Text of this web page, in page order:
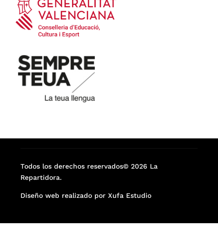
Todos los derechos reservados© 2026 La
Repartidora.
Diseño web realizado por Xufa Estudio